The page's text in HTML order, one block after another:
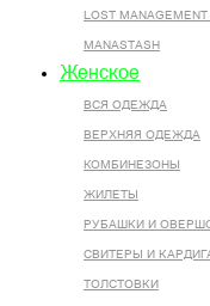
LOST MANAGEMENT
MANASTASH
Женское
ВСЯ ОДЕЖДА
ВЕРХНЯЯ ОДЕЖДА
КОМБИНЕЗОНЫ
ЖИЛЕТЫ
РУБАШКИ И
СВИТЕРЫ И
ТОЛСТОВКИ